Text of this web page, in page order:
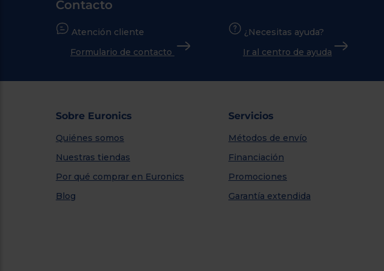
Contacto
Atención cliente
Formulario de contacto
¿Necesitas ayuda?
Ir al centro de ayuda
Sobre Euronics
Quiénes somos
Nuestras tiendas
Por qué comprar en Euronics
Blog
Servicios
Métodos de envío
Financiación
Promociones
Garantía extendida